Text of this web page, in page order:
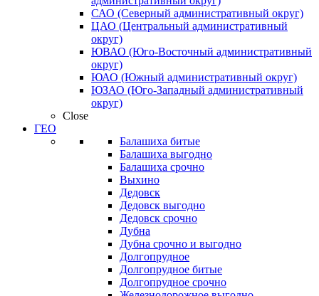
САО (Северный административный округ)
ЦАО (Центральный административный
округ)
ЮВАО (Юго-Восточный административный
округ)
ЮАО (Южный административный округ)
ЮЗАО (Юго-Западный административный
округ)
Close
ГЕО
Балашиха битые
Балашиха выгодно
Балашиха срочно
Выхино
Дедовск
Дедовск выгодно
Дедовск срочно
Дубна
Дубна срочно и выгодно
Долгопрудное
Долгопрудное битые
Долгопрудное срочно